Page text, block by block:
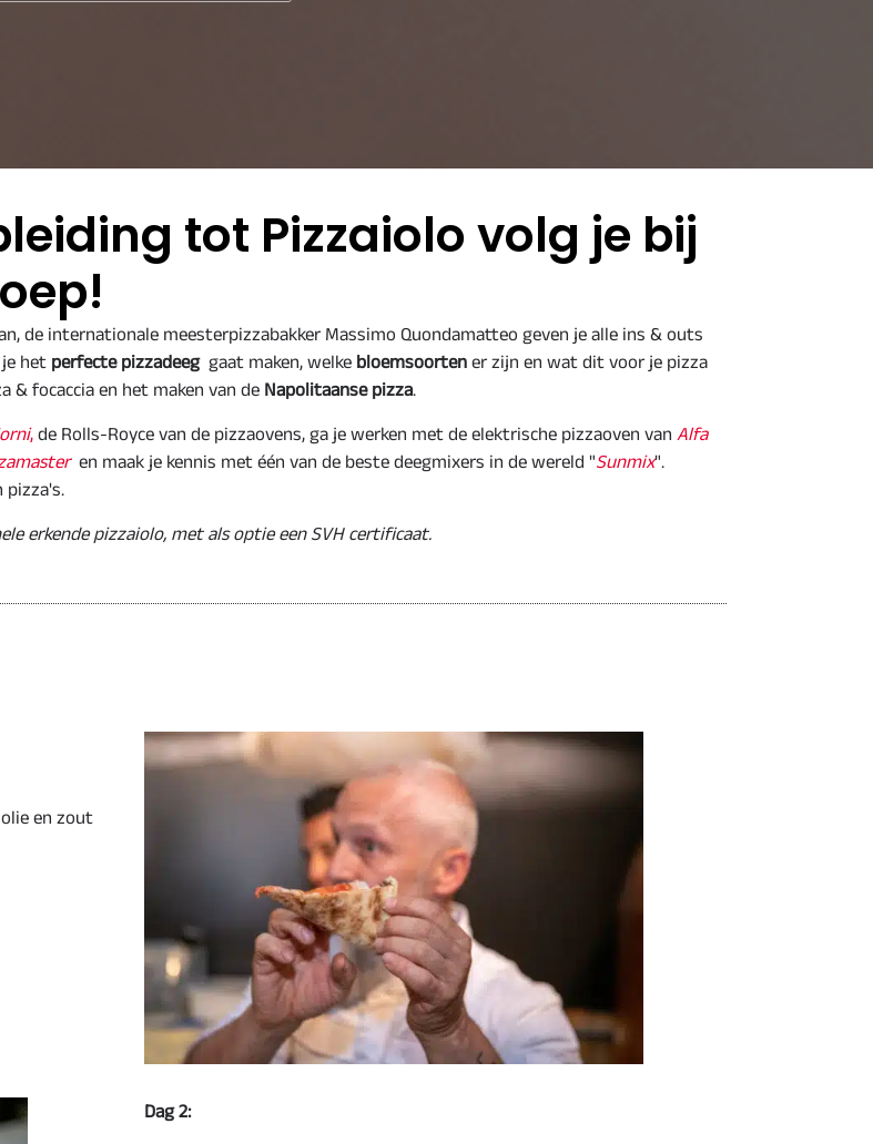
tot Pizzaiolo volg je bij
de internationale meesterpizzabakker Massimo Quondamatteo geven je alle ins & outs
het perfecte pizzadeeggaat maken, welke bloemsoorten er zijn en wat dit voor je pizza
& focaccia en het maken van de Napolitaanse pizza.
, de Rolls-Royce van de pizzaovens, ga je werken met de elektrische pizzaoven van Alfa
en maak je kennis met één van de beste deegmixers in de wereld "Sunmix".
pizza's.
erkende pizzaiolo, met als optie een SVH certificaat.
en zout
Dag 2: